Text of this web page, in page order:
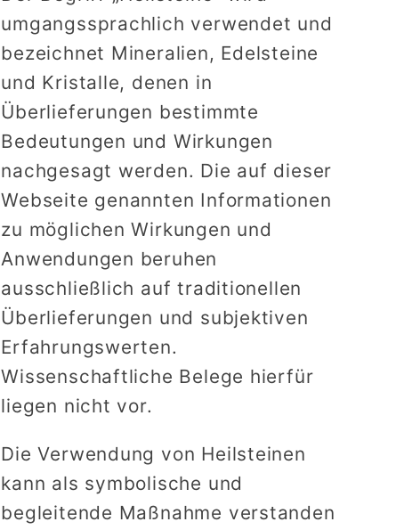
umgangssprachlich verwendet und
bezeichnet Mineralien, Edelsteine
und Kristalle, denen in
Überlieferungen bestimmte
Bedeutungen und Wirkungen
nachgesagt werden. Die auf dieser
Webseite genannten Informationen
zu möglichen Wirkungen und
Anwendungen beruhen
ausschließlich auf traditionellen
Überlieferungen und subjektiven
Erfahrungswerten.
Wissenschaftliche Belege hierfür
liegen nicht vor.
Die Verwendung von Heilsteinen
kann als symbolische und
begleitende Maßnahme verstanden